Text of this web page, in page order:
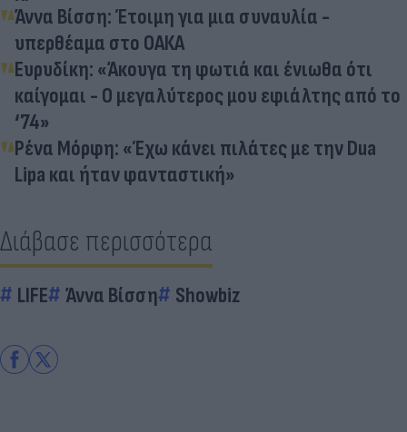
Άννα Βίσση: Έτοιμη για μια συναυλία -
υπερθέαμα στο ΟΑΚΑ
Ευρυδίκη: «Άκουγα τη φωτιά και ένιωθα ότι
καίγομαι - Ο μεγαλύτερος μου εφιάλτης από το
‘74»
Ρένα Μόρφη: «Έχω κάνει πιλάτες με την Dua
Lipa και ήταν φανταστική»
Διάβασε περισσότερα
LIFE Άννα Βίσση Showbiz